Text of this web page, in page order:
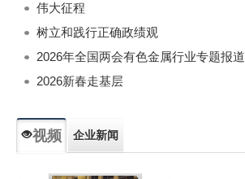
伟大征程
树立和践行正确政绩观
2026年全国两会有色金属行业专题报道
2026新春走基层
视频 企业新闻